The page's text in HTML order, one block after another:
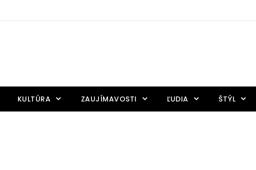
KULTÚRA ZAUJÍMAVOSTI ĽUDIA ŠTÝL